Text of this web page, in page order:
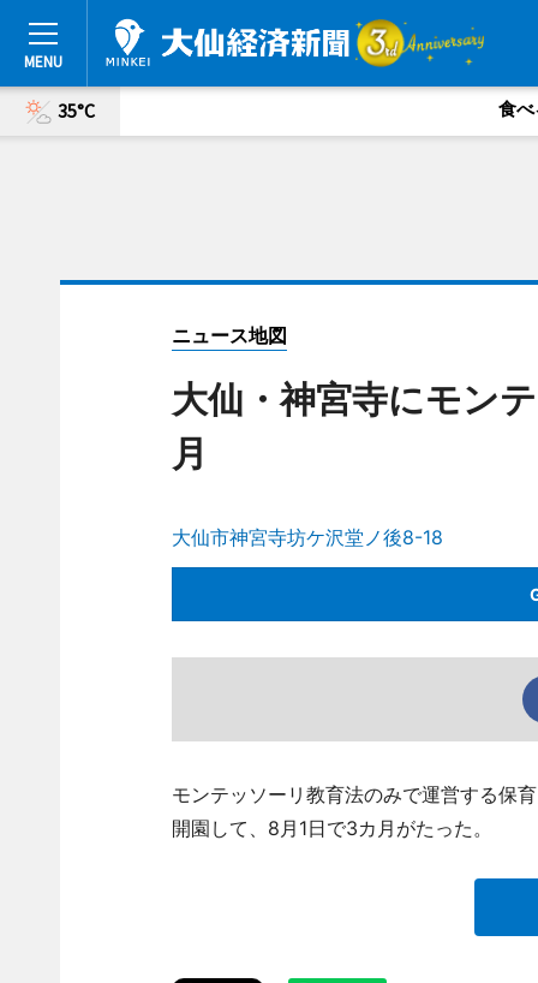
35°C 食べ
ニュース地図
大仙・神宮寺にモン
月
大仙市神宮寺坊ケ沢堂ノ後8-18
モンテッソーリ教育法のみで運営する保
開園して、8月1日で3カ月がたった。